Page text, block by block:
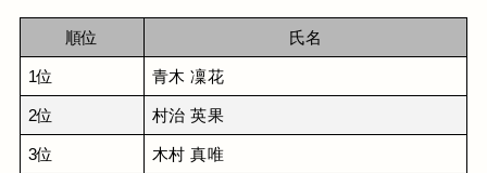
順位 氏名
1位 青木 凜花
2位 村治 英果
3位 木村 真唯